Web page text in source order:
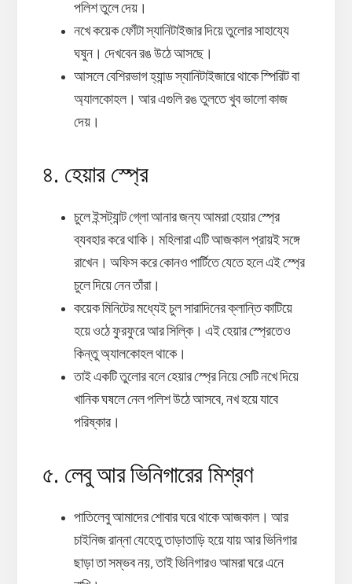
পলিশ তুলে দেয়।
নখে কয়েক ফোঁটা স্যানিটাইজার দিয়ে তুলোর সাহায্যে
ঘষুন। দেখবেন রঙ উঠে আসছে।
আসলে বেশিরভাগ হ্যান্ড স্যানিটাইজারে থাকে স্পিরিট বা
অ্যালকোহল। আর এগুলি রঙ তুলতে খুব ভালো কাজ
দেয়।
৪. হেয়ার স্প্রে
চুলে ইন্সট্যান্ট গ্লো আনার জন্য আমরা হেয়ার স্প্রে
ব্যবহার করে থাকি। মহিলারা এটি আজকাল প্রায়ই সঙ্গে
রাখেন। অফিস করে কোনও পার্টিতে যেতে হলে এই স্প্রে
চুলে দিয়ে নেন তাঁরা।
কয়েক মিনিটের মধ্যেই চুল সারাদিনের ক্লান্তি কাটিয়ে
হয়ে ওঠে ফুরফুরে আর সিল্কি। এই হেয়ার স্প্রেতেও
কিন্তু অ্যালকোহল থাকে।
তাই একটি তুলোর বলে হেয়ার স্প্রে নিয়ে সেটি নখে দিয়ে
খানিক ঘষলে নেল পলিশ উঠে আসবে, নখ হয়ে যাবে
পরিষ্কার।
৫. লেবু আর ভিনিগারের মিশ্রণ
পাতিলেবু আমাদের শোবার ঘরে থাকে আজকাল। আর
চাইনিজ রান্না যেহেতু তাড়াতাড়ি হয়ে যায় আর ভিনিগার
ছাড়া তা সম্ভব নয়, তাই ভিনিগারও আমরা ঘরে এনে